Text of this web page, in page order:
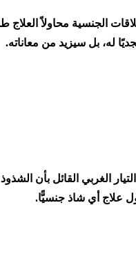
الجنسية محاولاً العلاج
له، بل سيزيد من معاناته.
الغربي القائل بأن
علاج أي شاذ جنسيًّا.